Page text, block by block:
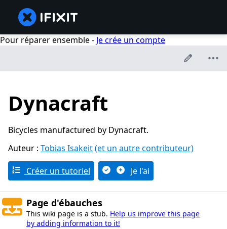
Pour réparer ensemble - Je crée un compte
Dynacraft
Bicycles manufactured by Dynacraft.
Auteur : Tobias Isakeit(et un autre contributeur)
Créer un tutoriel Je l'ai
Page d'ébauches
This wiki page is a stub. Help us improve this page
by adding information to it!